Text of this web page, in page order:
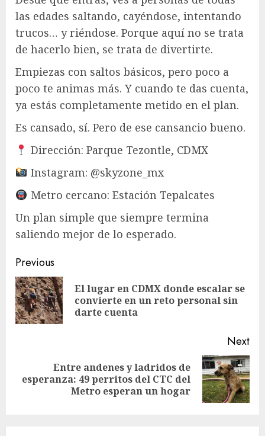
las edades saltando, cayéndose, intentando
trucos… y riéndose. Porque aquí no se trata
de hacerlo bien, se trata de divertirte.
Empiezas con saltos básicos, pero poco a
poco te animas más. Y cuando te das cuenta,
ya estás completamente metido en el plan.
Es cansado, sí. Pero de ese cansancio bueno.
Dirección: Parque Tezontle, CDMX
Instagram: @skyzone_mx
Metro cercano: Estación Tepalcates
Un plan simple que siempre termina
saliendo mejor de lo esperado.
Post
navigation
Previous
El lugar en CDMX donde escalar se
convierte en un reto personal sin
darte cuenta
Next
Next
Entre andenes y ladridos de
esperanza: 49 perritos del CTC del
Metro esperan un hogar